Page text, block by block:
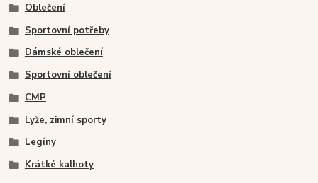
Oblečení
Sportovní potřeby
Dámské oblečení
Sportovní oblečení
CMP
Lyže, zimní sporty
Legíny
Krátké kalhoty